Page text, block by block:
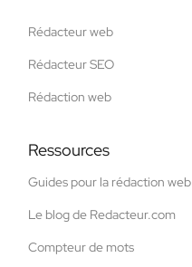
Rédacteur web
Rédacteur SEO
Rédaction web
Ressources
Guides pour la rédaction web
Le blog de Redacteur.com
Compteur de mots